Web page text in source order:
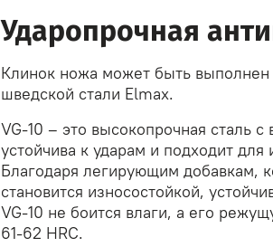
Ударопрочная
Клинок ножа может быть выполнен
шведской стали Elmax.
VG-10 – это высокопрочная сталь
устойчива к ударам и подходит для
Благодаря легирующим добавкам,
становится износостойкой,
VG-10 не боится влаги, а его
61-62 HRC.